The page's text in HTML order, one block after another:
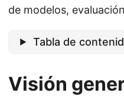
de modelos,
Tabla de
Visión